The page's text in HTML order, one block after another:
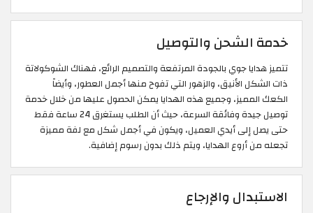
خدمة الشحن والتوصيل
تتميز هدايا جوي بالجودة المرتفعة والتصميم الرائع، فهناك الشوكولاتة
ذات الشكل الأنيق، والزهور التي تفوح منها أجمل العطور، وأيضاً
الكعك المميز، وجميع هذه الهدايا يمكن الحصول عليها من خلال خدمة
توصيل جيدة وفائقة السرعة، حيث أن الطلب يستغرق 24 ساعة فقط
حتى يصل إلى أيدي العميل، ويكون في أجمل شكل مع لفة مميزة
تجعله من أروع الهدايا، ويتم ذلك بدون رسوم إضافية.
الاستبدال والإرجاع